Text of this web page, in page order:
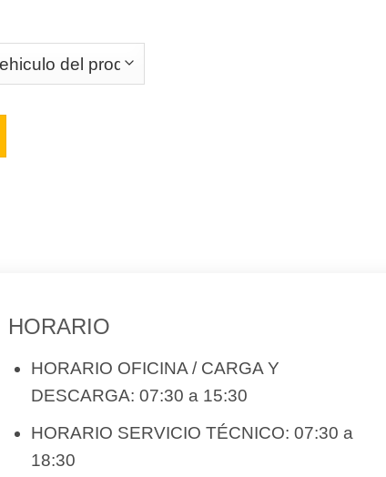
HORARIO
HORARIO OFICINA / CARGA Y
DESCARGA: 07:30 a 15:30
HORARIO SERVICIO TÉCNICO: 07:30 a
18:30